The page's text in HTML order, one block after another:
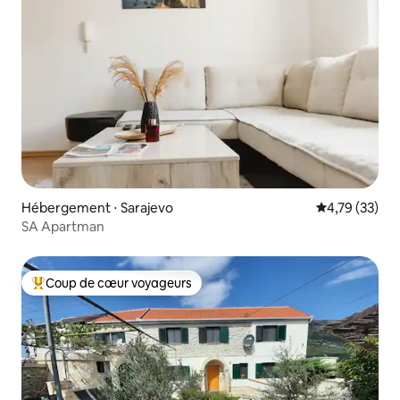
Hébergement ⋅ Sarajevo Évaluation
4,79 (33)
SA Apartman
Coups de cœur voyageurs les plus appréciés
Coup de cœur voyageurs